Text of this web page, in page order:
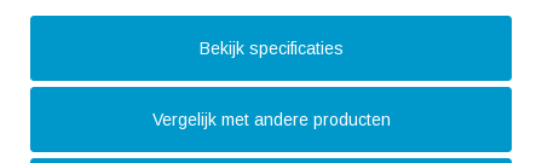
Bekijk specificaties
Vergelijk met andere producten